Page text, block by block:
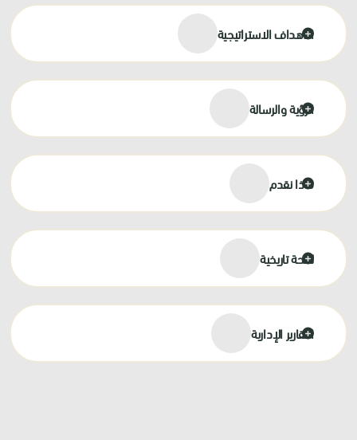
الأهداف الاستراتيجية
الرؤية والرسالة
ماذا نقدم
لمحة تاريخية
التقارير الإدارية